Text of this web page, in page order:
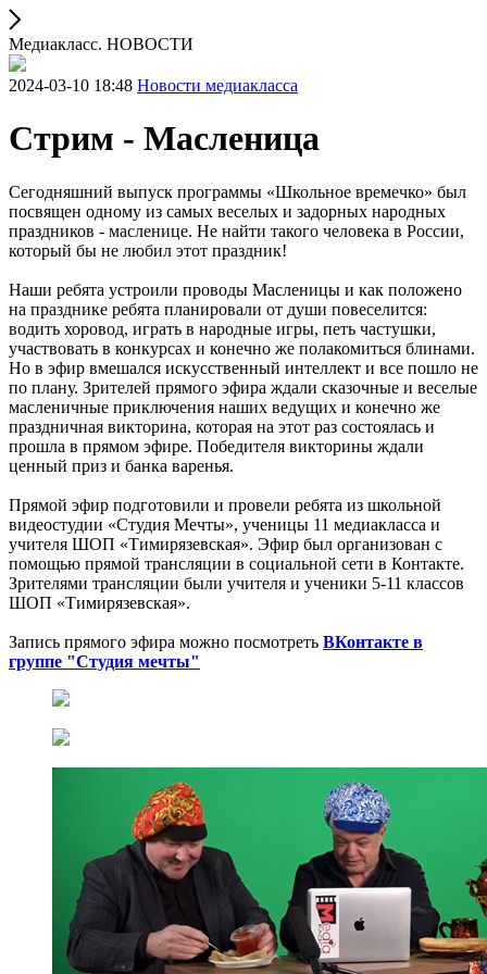
Медиакласс. НОВОСТИ
2024-03-10 18:48 Новости медиакласса
Стрим - Масленица
Сегодняшний выпуск программы «Школьное времечко» был
посвящен одному из самых веселых и задорных народных
праздников - масленице. Не найти такого человека в России,
который бы не любил этот праздник!
Наши ребята устроили проводы Масленицы и как положено
на празднике ребята планировали от души повеселится:
водить хоровод, играть в народные игры, петь частушки,
участвовать в конкурсах и конечно же полакомиться блинами.
Но в эфир вмешался искусственный интеллект и все пошло не
по плану. Зрителей прямого эфира ждали сказочные и веселые
масленичные приключения наших ведущих и конечно же
праздничная викторина, которая на этот раз состоялась и
прошла в прямом эфире. Победителя викторины ждали
ценный приз и банка варенья.
Прямой эфир подготовили и провели ребята из школьной
видеостудии «Студия Мечты», ученицы 11 медиакласса и
учителя ШОП «Тимирязевская». Эфир был организован с
помощью прямой трансляции в социальной сети в Контакте.
Зрителями трансляции были учителя и ученики 5-11 классов
ШОП «Тимирязевская».
Запись прямого эфира можно посмотреть ВКонтакте в
группе "Студия мечты"